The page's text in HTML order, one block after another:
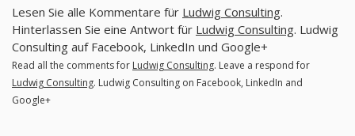
Lesen Sie alle Kommentare für Ludwig Consulting.
Hinterlassen Sie eine Antwort für Ludwig Consulting. Ludwig
Consulting auf Facebook, LinkedIn und Google+
Read all the comments for Ludwig Consulting. Leave a respond for
Ludwig Consulting. Ludwig Consulting on Facebook, LinkedIn and
Google+